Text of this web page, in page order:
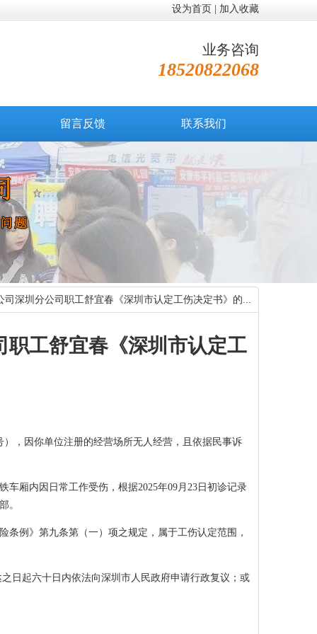
设为首页 加入收藏
业务咨询
18520822068
留言反馈 联系我们
深圳分公司职工舒宜春《深圳市认定工伤决定书》的...
工舒宜春《深圳市认定工
），因你单位注册的经营场所无人经营，且依据民事诉
车厢内因日常工作受伤，根据2025年09月23日初诊记录
。
条例》第九条第（一）项之规定，属于工伤认定范围，
日起六十日内依法向深圳市人民政府申请行政复议；或